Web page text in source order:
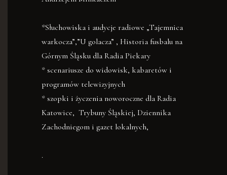
*Słuchowiska i audycje radiowe „Tajemnica
warkocza”,”U golacza” , Historia fusbalu na
Górnym Śląsku dla Radia Piekary
* scenariusze do widowisk, kabaretów i
programów telewizyjnych
* szopki i życzenia noworoczne dla Radia
Katowice, Trybuny Śląskiej, Dziennika
Zachodniegom i gazet lokalnych,
.